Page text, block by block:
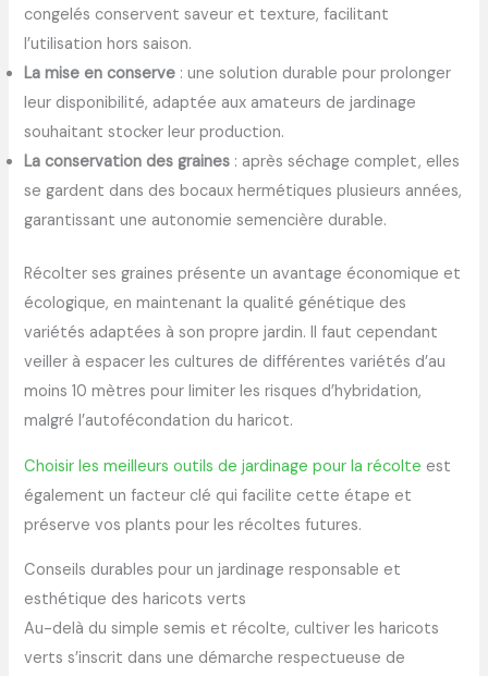
congelés conservent saveur et texture, facilitant
l’utilisation hors saison.
La mise en conserve : une solution durable pour prolonger
leur disponibilité, adaptée aux amateurs de jardinage
souhaitant stocker leur production.
La conservation des graines : après séchage complet, elles
se gardent dans des bocaux hermétiques plusieurs années,
garantissant une autonomie semencière durable.
Récolter ses graines présente un avantage économique et
écologique, en maintenant la qualité génétique des
variétés adaptées à son propre jardin. Il faut cependant
veiller à espacer les cultures de différentes variétés d’au
moins 10 mètres pour limiter les risques d’hybridation,
malgré l’autofécondation du haricot.
Choisir les meilleurs outils de jardinage pour la récolte est
également un facteur clé qui facilite cette étape et
préserve vos plants pour les récoltes futures.
Conseils durables pour un jardinage responsable et
esthétique des haricots verts
Au-delà du simple semis et récolte, cultiver les haricots
verts s’inscrit dans une démarche respectueuse de